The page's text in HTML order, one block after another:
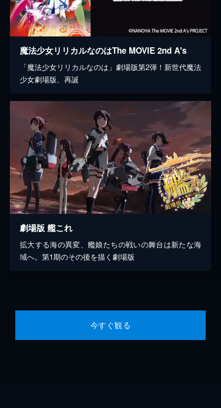
魔法少女リリカルなのはThe MOVIE 2nd A's
「魔法少女リリカルなのは」劇場版第2弾！新世代魔法
少女劇場版、再誕
劇場版 艦これ
拡大する海の異変、艦娘たちの戦いの舞台は新たな海
域へ。第1期のその後を描く劇場版
今すぐ観る